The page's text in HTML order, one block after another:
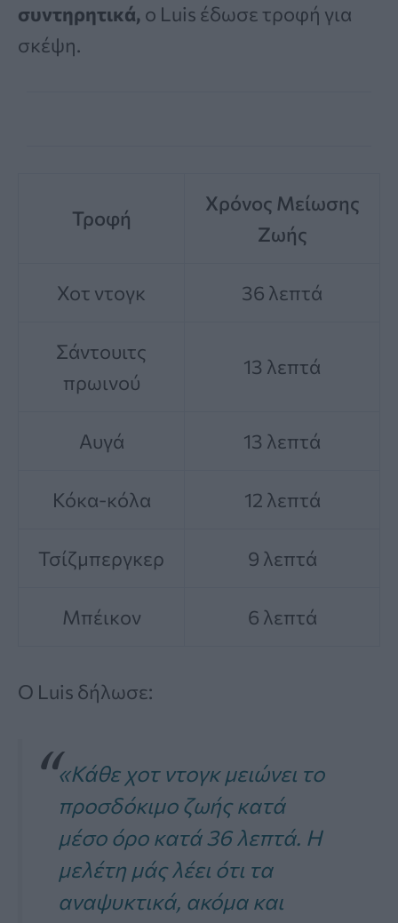
συντηρητικά, ο Luis έδωσε τροφή για
σκέψη.
Τροφή
Χρόνος Μείωσης
Ζωής
Χοτ ντογκ 36 λεπτά
Σάντουιτς
πρωινού
13 λεπτά
Αυγά 13 λεπτά
Κόκα-κόλα 12 λεπτά
Τσίζμπεργκερ 9 λεπτά
Μπέικον 6 λεπτά
Ο Luis δήλωσε:
«Κάθε χοτ ντογκ μειώνει το
προσδόκιμο ζωής κατά
μέσο όρο κατά 36 λεπτά. Η
μελέτη μάς λέει ότι τα
αναψυκτικά, ακόμα και